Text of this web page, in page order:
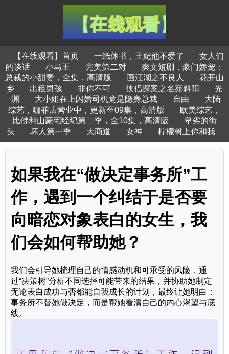
【在线观看】首页 一纸休书，王妃他不爱了
女人们
的谈话
小马王 完美第二对
爽文短剧，豪门娇宠：
总裁的小甜妻，全集，高清版
画江湖之不良人
花开山
乡
出租男孩 非你不可 侠侣探案之名苑斜阳
光
·渊
大小姐在上闪婚司机竟是隐身总裁 自由
大陆
综艺，咖菲店营业中，更新至09集，高清版
欧美综艺，
比佛利山豪宅经纪第二季，全10集，高清版
卑劣的街
头
坏人第一季 大商道 女神 柠檬树上你和我
如果我在“做决定事务所”工
作，遇到一个纠结于是否要
向暗恋对象表白的女生，我
们会如何帮助她？
我们会引导她梳理自己的情感动机和可承受的风险，通
过“决策树”分析不同选择可能带来的结果，并协助她制定
无论表白成功与否都能自我成长的计划，最终让她明白：
事务所不替她做决定，而是帮她看清自己的内心渴望与底
线。